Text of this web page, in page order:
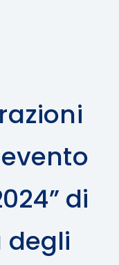
di
degli